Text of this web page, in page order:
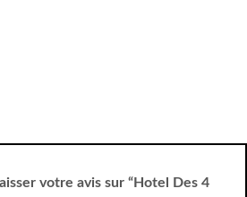
votre avis sur “Hotel Des 4